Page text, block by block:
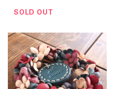
SOLD OUT